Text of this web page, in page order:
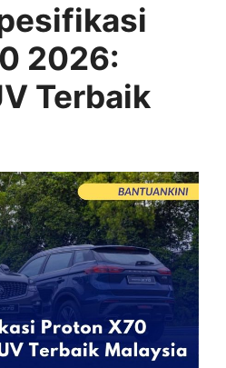
2026:
Terbaik